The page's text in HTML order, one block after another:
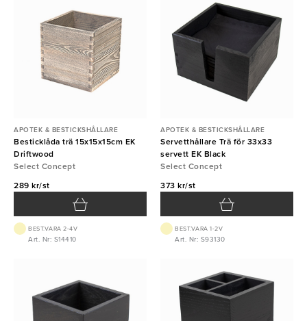
APOTEK & BESTICKSHÅLLARE
Besticklåda trä 15x15x15cm EK
Driftwood
Select Concept
289 kr/st
BEST.VARA 2-4V
Art. Nr: S14410
APOTEK & BESTICKSHÅLLARE
Servetthållare Trä för 33x33
servett EK Black
Select Concept
373 kr/st
BEST.VARA 1-2V
Art. Nr: S93130